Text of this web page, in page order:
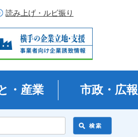
読み上げ・ルビ振り
・産業 市政・広報